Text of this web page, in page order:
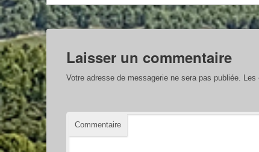
Laisser un commentaire
Votre adresse de messagerie ne sera pas publiée. Les
Commentaire